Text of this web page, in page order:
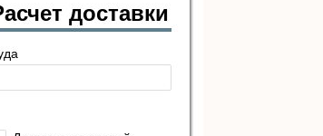
доставки